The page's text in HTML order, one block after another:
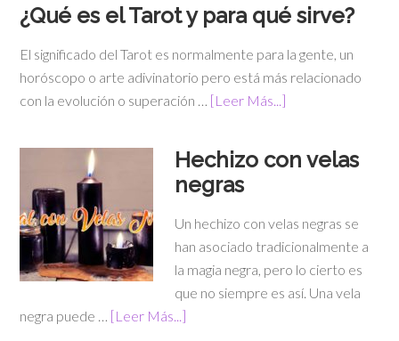
¿Qué es el Tarot y para qué sirve?
El significado del Tarot es normalmente para la gente, un
horóscopo o arte adivinatorio pero está más relacionado
con la evolución o superación … [Leer Más...]
Hechizo con velas
negras
Un hechizo con velas negras se
han asociado tradicionalmente a
la magia negra, pero lo cierto es
que no siempre es así. Una vela
negra puede … [Leer Más...]